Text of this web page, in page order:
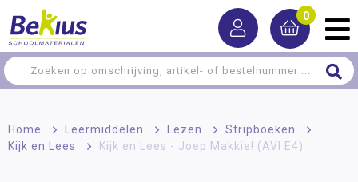
0
Home > Leermiddelen > Lezen > Stripboeken
>
Kijk en Lees
> Kijk en Lees - Joep Makkie! (AVI E4)